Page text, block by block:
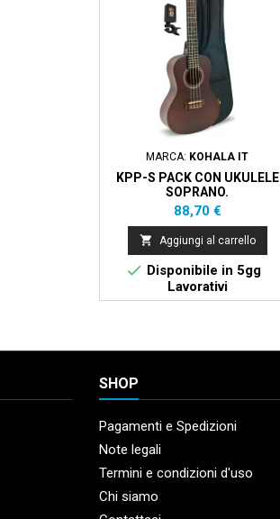
MARCA: KOHALA IT
KPP-S PACK CON UKULELE
SOPRANO.
Prezzo
88,70 €
 Aggiungi al carrello
 Disponibile in 5gg
Lavorativi
SHOP
Pagamenti e Spedizioni
Note legali
Termini e condizioni d'uso
Chi siamo